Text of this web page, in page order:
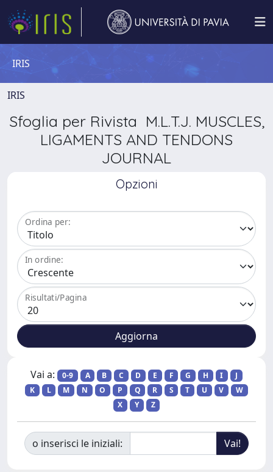
IRIS
IRIS
Sfoglia per Rivista M.L.T.J. MUSCLES,
LIGAMENTS AND TENDONS
JOURNAL
Opzioni
Ordina per:
In ordine:
Risultati/Pagina
Vai a: 0-9 A B C D E F G H I
J
K
L M N O P Q R S T U V
W
X
Y Z
o inserisci le iniziali: